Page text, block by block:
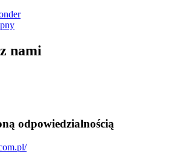
nami
odpowiedzialnością